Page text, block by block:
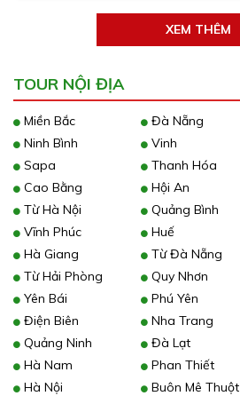
XEM THÊM
TOUR NỘI ĐỊA
Miền Bắc
Ninh Bình
Sapa
Cao Bằng
Từ Hà Nội
Vĩnh Phúc
Hà Giang
Từ Hải Phòng
Yên Bái
Điện Biên
Quảng Ninh
Hà Nam
Hà Nội
Đà Nẵng
Vinh
Thanh Hóa
Hội An
Quảng Bình
Huế
Từ Đà Nẵng
Quy Nhơn
Phú Yên
Nha Trang
Đà Lạt
Phan Thiết
Buôn Mê Thuột